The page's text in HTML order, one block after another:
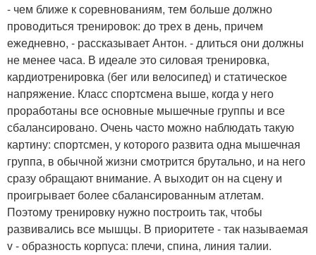
- чем ближе к соревнованиям, тем больше должно
проводиться тренировок: до трех в день, причем
ежедневно, - рассказывает Антон. - длиться они должны
не менее часа. В идеале это силовая тренировка,
кардиотренировка (бег или велосипед) и статическое
напряжение. Класс спортсмена выше, когда у него
проработаны все основные мышечные группы и все
сбалансировано. Очень часто можно наблюдать такую
картину: спортсмен, у которого развита одна мышечная
группа, в обычной жизни смотрится брутально, и на него
сразу обращают внимание. А выходит он на сцену и
проигрывает более сбалансированным атлетам.
Поэтому тренировку нужно построить так, чтобы
развивались все мышцы. В приоритете - так называемая
v - образность корпуса: плечи, спина, линия талии.